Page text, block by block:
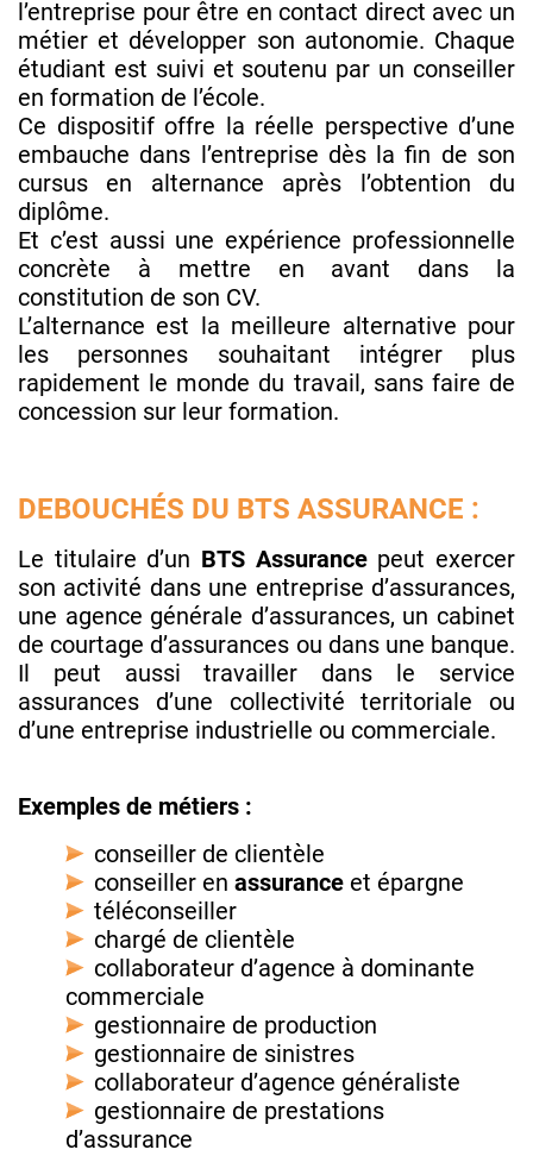
l’entreprise pour être en contact direct avec un
métier et développer son autonomie. Chaque
étudiant est suivi et soutenu par un conseiller
en formation de l’école.
Ce dispositif offre la réelle perspective d’une
embauche dans l’entreprise dès la fin de son
cursus en alternance après l’obtention du
diplôme.
Et c’est aussi une expérience professionnelle
concrète à mettre en avant dans la
constitution de son CV.
L’alternance est la meilleure alternative pour
les personnes souhaitant intégrer plus
rapidement le monde du travail, sans faire de
concession sur leur formation.
DEBOUCHÉS DU BTS ASSURANCE :
Le titulaire d’un BTS Assurancepeut exercer
son activité dans une entreprise d’assurances,
une agence générale d’assurances, un cabinet
de courtage d’assurances ou dans une banque.
Il peut aussi travailler dans le service
assurances d’une collectivité territoriale ou
d’une entreprise industrielle ou commerciale.
Exemples de métiers :
conseiller de clientèle
conseiller en assurance et épargne
téléconseiller
chargé de clientèle
collaborateur d’agence à dominante
commerciale
gestionnaire de production
gestionnaire de sinistres
collaborateur d’agence généraliste
gestionnaire de prestations
d’assurance